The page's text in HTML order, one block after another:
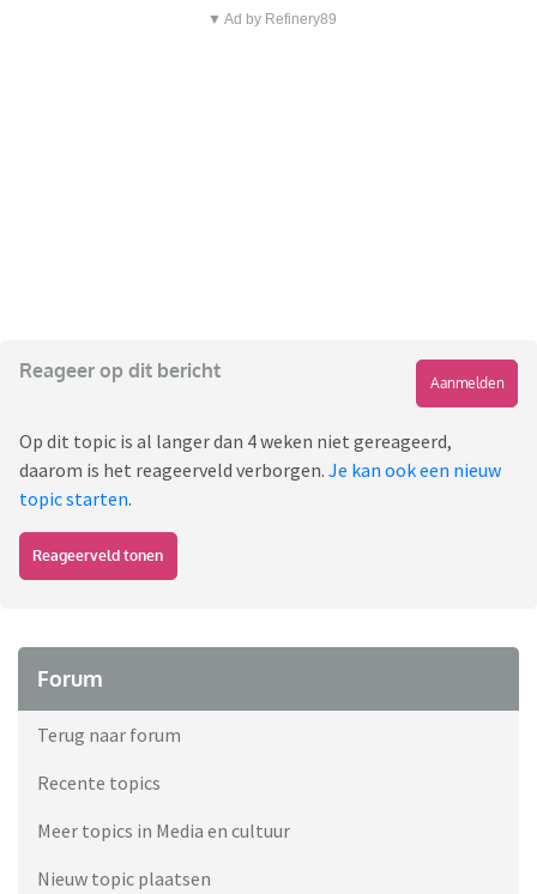
▼ Ad by Refinery89
Reageer op dit bericht
Aanmelden
Op dit topic is al langer dan 4 weken niet gereageerd,
daarom is het reageerveld verborgen. Je kan ook een nieuw
topic starten.
Reageerveld tonen
Forum
Terug naar forum
Recente topics
Meer topics in Media en cultuur
Nieuw topic plaatsen